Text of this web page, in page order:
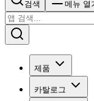
검색 메뉴 열
제품
카탈로그